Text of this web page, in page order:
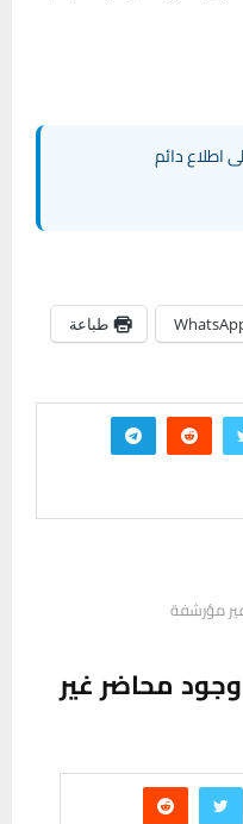
اطلاع دائم
طباعة
مؤرشفة
محاضر غير